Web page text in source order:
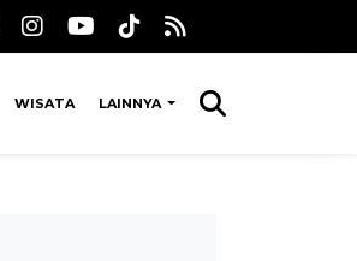
WISATA LAINNYA